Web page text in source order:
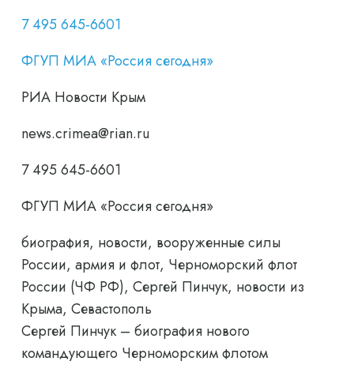
7 495 645-6601
ФГУП МИА «Россия сегодня»
РИА Новости Крым
news.crimea@rian.ru
7 495 645-6601
ФГУП МИА «Россия сегодня»
биография, новости, вооруженные силы
России, армия и флот, Черноморский флот
России (ЧФ РФ), Сергей Пинчук, новости из
Крыма, Севастополь
Сергей Пинчук – биография нового
командующего Черноморским флотом